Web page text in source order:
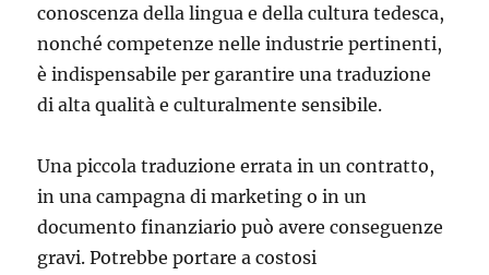
conoscenza della lingua e della cultura tedesca,
nonché competenze nelle industrie pertinenti,
è indispensabile per garantire una traduzione
di alta qualità e culturalmente sensibile.
Una piccola traduzione errata in un contratto,
in una campagna di marketing o in un
documento finanziario può avere conseguenze
gravi. Potrebbe portare a costosi